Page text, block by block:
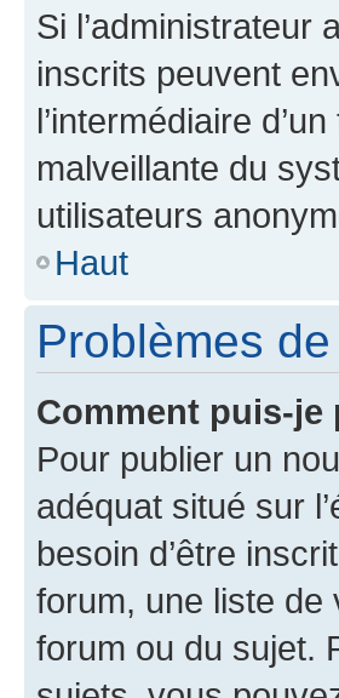
Si l’administrateur
inscrits peuvent
l’intermédiaire
malveillante du
utilisateurs
Haut
Problèmes
Comment puis-
Pour publier un
adéquat situé sur
besoin d’être
forum, une liste de
forum ou du sujet.